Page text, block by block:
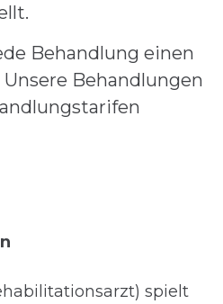
Behandlung einen
Behandlungen
spielt